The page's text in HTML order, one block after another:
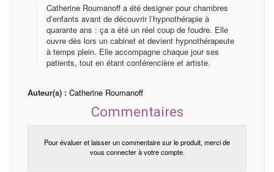
Catherine Roumanoff a été designer pour chambres
d’enfants avant de découvrir l’hypnothérapie à
quarante ans : ça a été un réel coup de foudre. Elle
ouvre dès lors un cabinet et devient hypnothérapeute
à temps plein. Elle accompagne chaque jour ses
patients, tout en étant conférencière et artiste.
Auteur(s) : Catherine Roumanoff
Commentaires
Pour évaluer et laisser un commentaire sur le produit, merci de
vous connecter à votre compte.